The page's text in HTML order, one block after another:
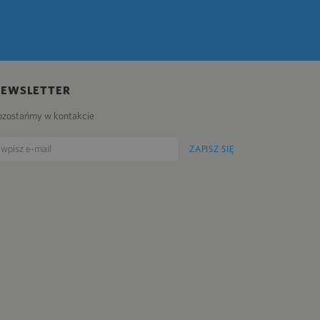
w kontakcie
ZAPISZ SIĘ